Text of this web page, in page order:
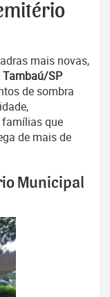
mais novas,
Tambaú/SP
de sombra
que
de mais de
Municipal